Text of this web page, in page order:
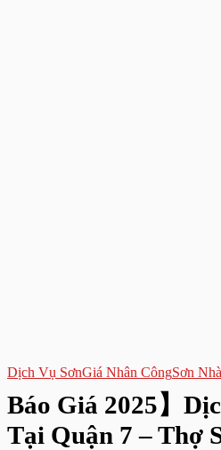
Dịch Vụ SơnGiá Nhân CôngSơn
Báo Giá 2025】
Tại Quận 7 – Thợ